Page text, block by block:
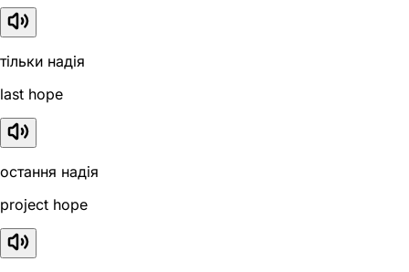
тільки надія
last hope
остання надія
project hope